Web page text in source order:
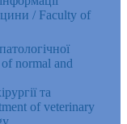
/ Faculty of
normal and
та
of veterinary